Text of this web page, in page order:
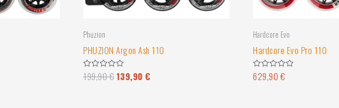
Phuzion
PHUZION Argon Ash 110
Hinnanguga
0
199,90€139,90 €
Hardcore Evo
Hardcore Evo Pro 110
Hinnanguga
0
629,90 €